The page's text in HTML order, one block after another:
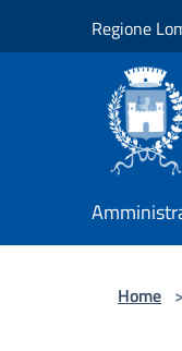
Regione
Home >